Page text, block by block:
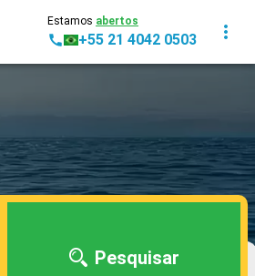
Estamos abertos
+55 21 4042 0503
Pesquisar